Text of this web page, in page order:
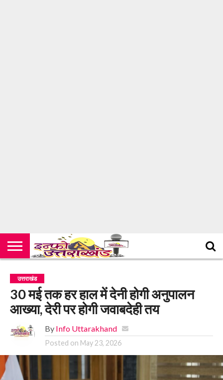
उत्तराखंड
30 मई तक हर हाल में देनी होगी अनुपालन
आख्या, देरी पर होगी जवाबदेही तय
By Info Uttarakhand
Posted on May 23, 2026